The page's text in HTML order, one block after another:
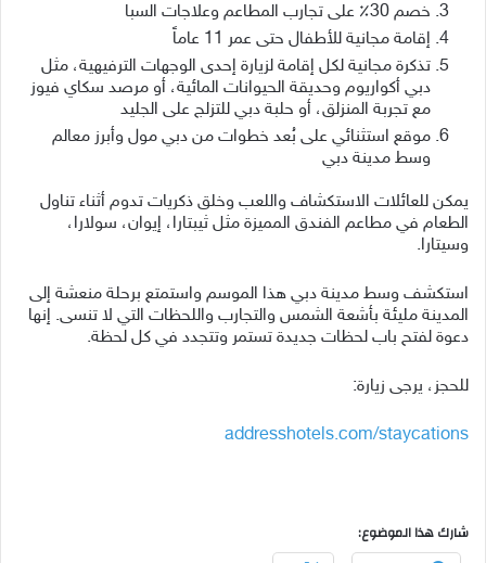
خصم 30٪ على تجارب المطاعم وعلاجات السبا
إقامة مجانية للأطفال حتى عمر 11 عاماً
تذكرة مجانية لكل إقامة لزيارة إحدى الوجهات الترفيهية، مثل
دبي أكواريوم وحديقة الحيوانات المائية، أو مرصد سكاي فيوز
مع تجربة المنزلق، أو حلبة دبي للتزلج على الجليد
موقع استثنائي على بُعد خطوات من دبي مول وأبرز معالم
وسط مدينة دبي
يمكن للعائلات الاستكشاف واللعب وخلق ذكريات تدوم أثناء تناول
الطعام في مطاعم الفندق المميزة مثل ثيبتارا، إيوان، سولارا،
وسيتارا.
استكشف وسط مدينة دبي هذا الموسم واستمتع برحلة منعشة إلى
المدينة مليئة بأشعة الشمس والتجارب واللحظات التي لا تنسى. إنها
دعوة لفتح باب لحظات جديدة تستمر وتتجدد في كل لحظة.
للحجز، يرجى زيارة:
addresshotels.com/staycations
شارك هذا الموضوع: